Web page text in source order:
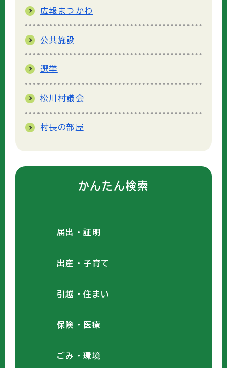
広報まつかわ
公共施設
選挙
松川村議会
村長の部屋
かんたん検索
届出・証明
出産・子育て
引越・住まい
保険・医療
ごみ・環境